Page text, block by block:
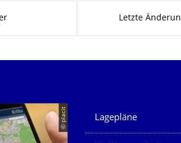
Letzte
© placit Unsere Dienste
Lagepläne